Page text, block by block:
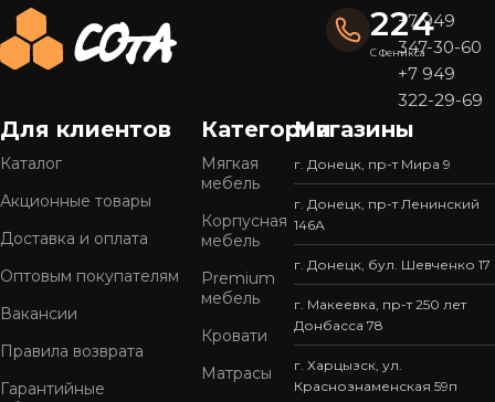
224
С Феникса
+7 949
347-30-60
+7 949
322-29-69
Для клиентов
Каталог
Акционные товары
Доставка и оплата
Оптовым покупателям
Вакансии
Правила возврата
Гарантийные
Категории
Мягкая
мебель
Корпусная
мебель
Premium
мебель
Кровати
Матрасы
Магазины
г. Донецк, пр-т Мира 9
г. Донецк, пр-т Ленинский
146А
г. Донецк, бул. Шевченко 17
г. Макеевка, пр-т 250 лет
Донбасса 78
г. Харцызск, ул.
Краснознаменская 59п